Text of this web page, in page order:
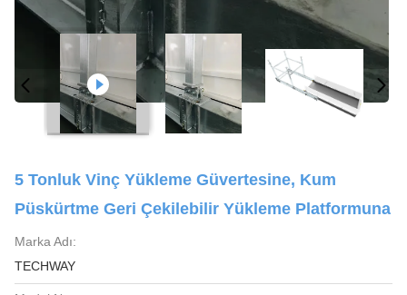
5 Tonluk Vinç Yükleme Güvertesine, Kum
Püskürtme Geri Çekilebilir Yükleme Platformuna
Marka Adı:
TECHWAY